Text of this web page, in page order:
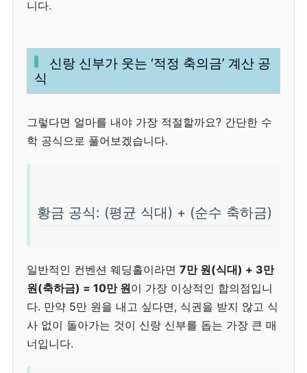
니다.
신랑 신부가 웃는 ‘적정 축의금’ 계산 공
식
그렇다면 얼마를 내야 가장 적절할까요? 간단한 수
학 공식으로 풀어보겠습니다.
황금 공식: (평균 식대) + (순수 축하금)
일반적인 컨벤션 웨딩홀이라면 7만 원(식대) + 3만
원(축하금) = 10만 원이 가장 이상적인 합의점입니
다. 만약 5만 원을 내고 싶다면, 식권을 받지 않고 식
사 없이 돌아가는 것이 신랑 신부를 돕는 가장 큰 매
너입니다.